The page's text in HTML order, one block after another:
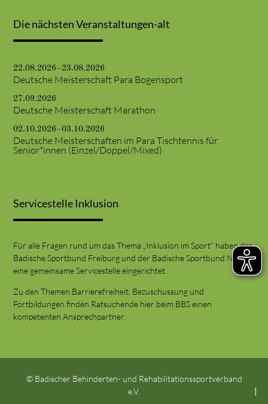
Die nächsten Veranstaltungen-alt
22.08.2026–23.08.2026
Deutsche Meisterschaft Para Bogensport
27.09.2026
Deutsche Meisterschaft Marathon
02.10.2026–03.10.2026
Deutsche Meisterschaften im Para Tischtennis für
Senior*innen (Einzel/Doppel/Mixed)
Servicestelle Inklusion
Für alle Fragen rund um das Thema „Inklusion im Sport“ haben der
Badische Sportbund Freiburg und der Badische Sportbund Nord
eine gemeinsame Servicestelle eingerichtet.
Zu den Themen Barrierefreiheit, Bezuschussung und
Fortbildungen finden Ratsuchende hier beim BBS einen
kompetenten Ansprechpartner.
© Badischer Behinderten- und Rehabilitationssportverband
e.V.